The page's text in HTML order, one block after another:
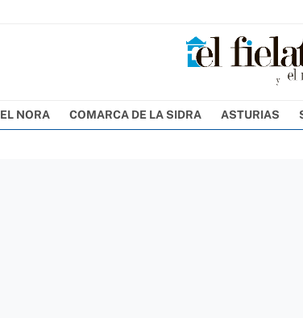
EL NORA COMARCA DE LA SIDRA ASTURIAS